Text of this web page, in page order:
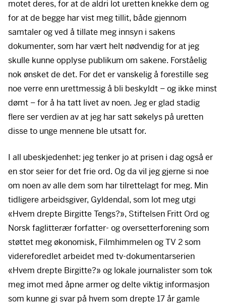
motet deres, for at de aldri lot uretten knekke dem og
for at de begge har vist meg tillit, både gjennom
samtaler og ved å tillate meg innsyn i sakens
dokumenter, som har vært helt nødvendig for at jeg
skulle kunne opplyse publikum om sakene. Forståelig
nok ønsket de det. For det er vanskelig å forestille seg
noe verre enn urettmessig å bli beskyldt – og ikke minst
dømt – for å ha tatt livet av noen. Jeg er glad stadig
flere ser verdien av at jeg har satt søkelys på uretten
disse to unge mennene ble utsatt for.
I all ubeskjedenhet: jeg tenker jo at prisen i dag også er
en stor seier for det frie ord. Og da vil jeg gjerne si noe
om noen av alle dem som har tilrettelagt for meg. Min
tidligere arbeidsgiver, Gyldendal, som lot meg utgi
«Hvem drepte Birgitte Tengs?», Stiftelsen Fritt Ord og
Norsk faglitterær forfatter- og oversetterforening som
støttet meg økonomisk, Filmhimmelen og TV 2 som
videreforedlet arbeidet med tv-dokumentarserien
«Hvem drepte Birgitte?» og lokale journalister som tok
meg imot med åpne armer og delte viktig informasjon
som kunne gi svar på hvem som drepte 17 år gamle